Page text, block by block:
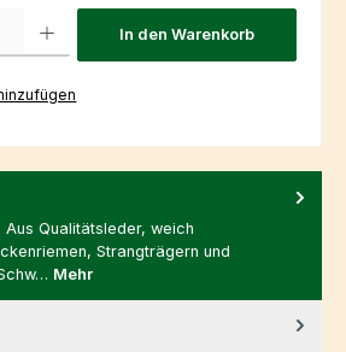
gewünschten Wert ein oder benutze die
In den Warenkorb
Qualitätsleder, weich
Strangträgern und
Mehr